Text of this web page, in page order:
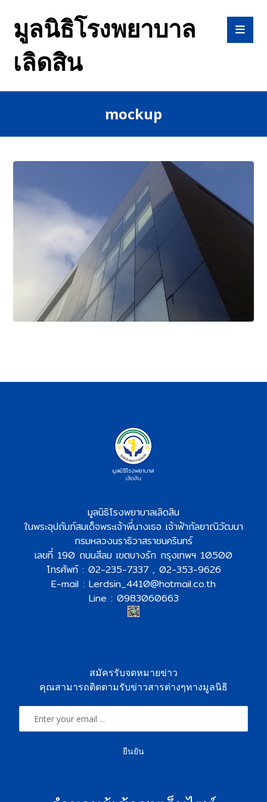
มูลนิธิโรงพยาบาล
เลิดสิน
mockup
มูลนิธิโรงพยาบาลเลิดสิน
ในพระอุปถัมภ์สมเด็จพระเจ้าพี่นางเธอ เจ้าฟ้ากัลยาณิวัฒนา
กรมหลวงนราธิวาสราชนครินทร์
เลขที่ 190 ถนนสีลม เขตบางรัก กรุงเทพฯ 10500
โทรศัพท์ : 02-235-7337 , 02-353-9626
E-mail : Lerdsin_4410@hotmail.co.th
Line : 0983060663
สมัครรับจดหมายข่าว
คุณสามารถติดตามรับข่าวสารต่างๆทางมูลนิธิ
ยืนยัน